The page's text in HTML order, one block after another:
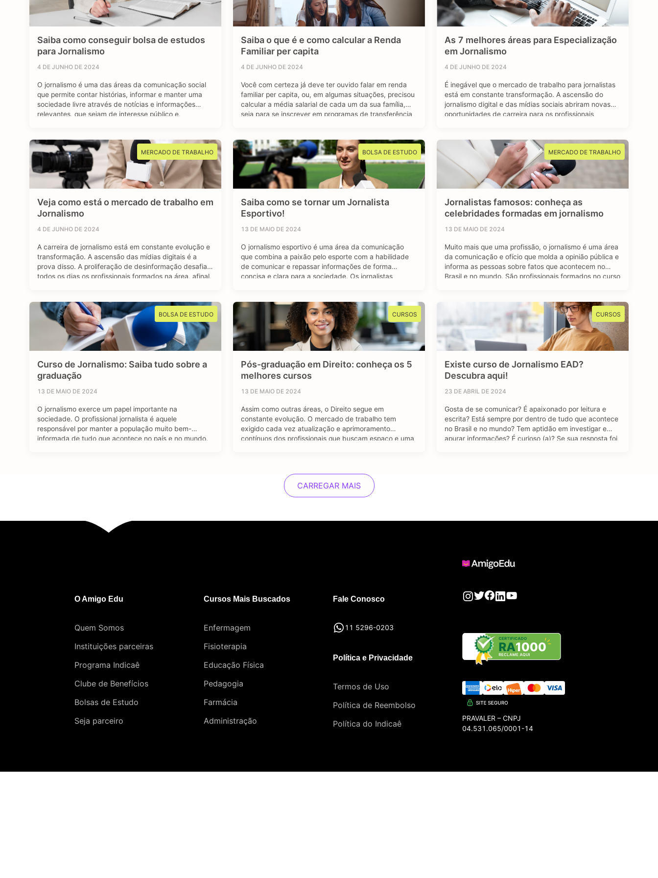
Saiba como conseguir bolsa de estudos
para Jornalismo
4 DE JUNHO DE 2024
O jornalismo é uma das áreas da comunicação social
que permite contar histórias, informar e manter uma
sociedade livre através de notícias e informações
relevantes, que sejam de interesse público e,
dados, se sente atraído por essa profissão …
Saiba o que é e como calcular a Renda
Familiar per capita
4 DE JUNHO DE 2024
Você com certeza já deve ter ouvido falar em renda
familiar per capita, ou, em algumas situações, precisou
calcular a média salarial de cada um da sua família,
seja para se inscrever em programas de transferência
Mas afinal, …
As 7 melhores áreas para Especialização
em Jornalismo
4 DE JUNHO DE 2024
É inegável que o mercado de trabalho para jornalistas
está em constante transformação. A ascensão do
jornalismo digital e das mídias sociais abriram novas
oportunidades de carreira para os profissionais
das profissões extintas do mundo. …
MERCADO DE TRABALHO
Veja como está o mercado de trabalho em
Jornalismo
4 DE JUNHO DE 2024
A carreira de jornalismo está em constante evolução e
transformação. A ascensão das mídias digitais é a
prova disso. A proliferação de desinformação desafia
todos os dias os profissionais formados na área, afinal,
dos contras, o avanço das redes …
BOLSA DE ESTUDO
Saiba como se tornar um Jornalista
Esportivo!
13 DE MAIO DE 2024
O jornalismo esportivo é uma área da comunicação
que combina a paixão pelo esporte com a habilidade
de comunicar e repassar informações de forma
concisa e clara para a sociedade. Os jornalistas
objetivo de manter o público bem informado sobre os
resultados, bastidores …
MERCADO DE TRABALHO
Jornalistas famosos: conheça as
celebridades formadas em jornalismo
13 DE MAIO DE 2024
Muito mais que uma profissão, o jornalismo é uma área
da comunicação e ofício que molda a opinião pública e
informa as pessoas sobre fatos que acontecem no
Brasil e no mundo. São profissionais formados no curso
BOLSA DE ESTUDO
Curso de Jornalismo: Saiba tudo sobre a
graduação
13 DE MAIO DE 2024
O jornalismo exerce um papel importante na
sociedade. O profissional jornalista é aquele
responsável por manter a população muito bem-
informada de tudo que acontece no país e no mundo.
CURSOS
Pós-graduação em Direito: conheça os 5
melhores cursos
13 DE MAIO DE 2024
Assim como outras áreas, o Direito segue em
constante evolução. O mercado de trabalho tem
exigido cada vez atualização e aprimoramento
contínuos dos profissionais que buscam espaço e uma
desejam se sobressair diante …
CURSOS
Existe curso de Jornalismo EAD?
Descubra aqui!
23 DE ABRIL DE 2024
Gosta de se comunicar? É apaixonado por leitura e
escrita? Está sempre por dentro de tudo que acontece
no Brasil e no mundo? Tem aptidão em investigar e
apurar informações? É curioso (a)? Se sua resposta foi
CARREGAR MAIS
O Amigo Edu
Quem Somos
Instituições parceiras
Programa Indicaê
Clube de Benefícios
Bolsas de Estudo
Seja parceiro
Cursos Mais Buscados
Enfermagem
Fisioterapia
Educação Física
Pedagogia
Farmácia
Administração
Fale Conosco
11 5296-0203
Política e Privacidade
Termos de Uso
Política de Reembolso
Política do Indicaê
PRAVALER – CNPJ
04.531.065/0001-14